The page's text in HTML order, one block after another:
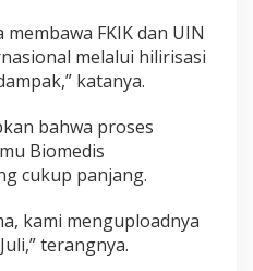
FKIK dan UIN
melalui hilirisasi
katanya.
bahwa proses
Biomedis
cukup panjang.
kami menguploadnya
terangnya.